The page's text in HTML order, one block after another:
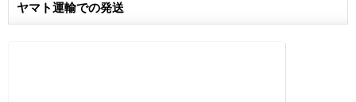
ヤマト運輸での発送